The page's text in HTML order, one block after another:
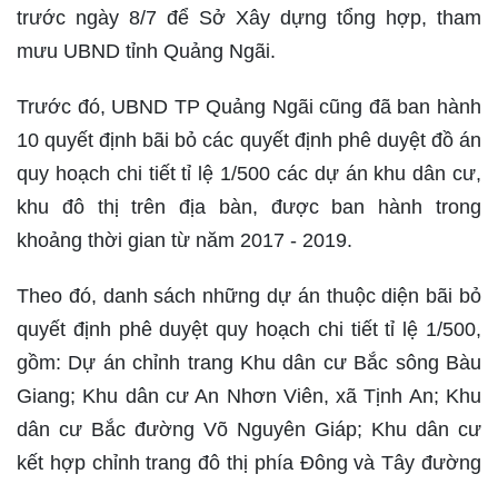
trước ngày 8/7 để Sở Xây dựng tổng hợp, tham
mưu UBND tỉnh Quảng Ngãi.
Trước đó, UBND TP Quảng Ngãi cũng đã ban hành
10 quyết định bãi bỏ các quyết định phê duyệt đồ án
quy hoạch chi tiết tỉ lệ 1/500 các dự án khu dân cư,
khu đô thị trên địa bàn, được ban hành trong
khoảng thời gian từ năm 2017 - 2019.
Theo đó, danh sách những dự án thuộc diện bãi bỏ
quyết định phê duyệt quy hoạch chi tiết tỉ lệ 1/500,
gồm: Dự án chỉnh trang Khu dân cư Bắc sông Bàu
Giang; Khu dân cư An Nhơn Viên, xã Tịnh An; Khu
dân cư Bắc đường Võ Nguyên Giáp; Khu dân cư
kết hợp chỉnh trang đô thị phía Đông và Tây đường